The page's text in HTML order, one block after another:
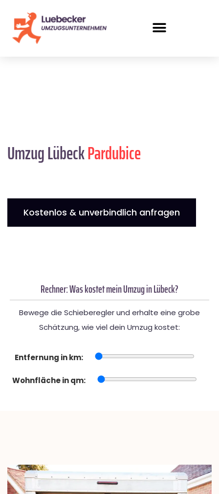
Umzug LübeckPardubice
Kostenlos & unverbindlich anfragen
Rechner: Was kostet mein Umzug in Lübeck?
Bewege die Schieberegler und erhalte eine grobe
Schätzung, wie viel dein Umzug kostet:
Entfernung in km:
Wohnfläche in qm: